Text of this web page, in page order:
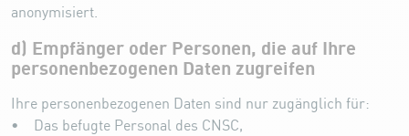
anonymisiert.
d) Empfänger oder Personen, die auf Ihre
personenbezogenen Daten zugreifen
Ihre personenbezogenen Daten sind nur zugänglich für:
• Das befugte Personal des CNSC,